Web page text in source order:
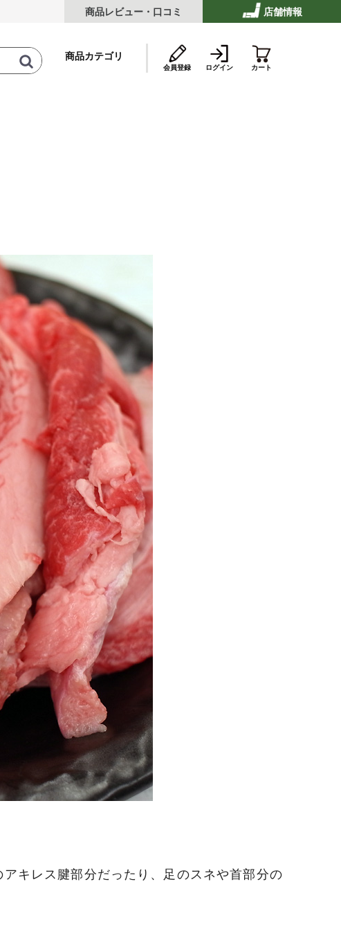
店舗情報
商品レビュー・口コミ
商品カテゴリ
・コロッケ・ハンバーグ
京丹波平井牛
贈り物・ギフト
会員登録 ログイン カート
キレス腱部分だったり、足のスネや首部分の